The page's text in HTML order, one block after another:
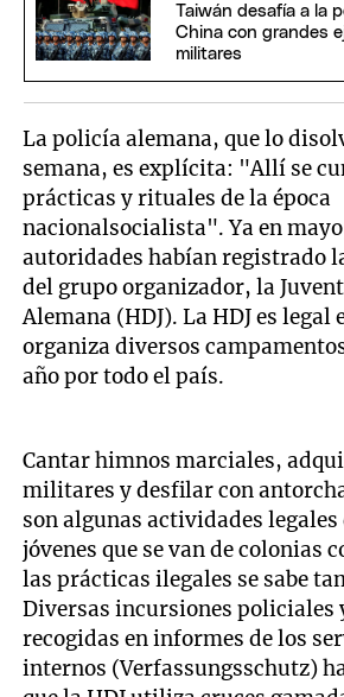
Taiwán desafía a la
China con grandes
militares
La policía alemana, que lo
semana, es explícita: "Allí se
prácticas y rituales de la época
nacionalsocialista". Ya en
autoridades habían registrado
del grupo organizador, la
Alemana (HDJ). La HDJ es legal
organiza diversos
año por todo el país.
Cantar himnos marciales,
militares y desfilar con
son algunas actividades
jóvenes que se van de colonias
las prácticas ilegales se sabe
Diversas incursiones policiales
recogidas en informes de los
internos (Verfassungsschutz)